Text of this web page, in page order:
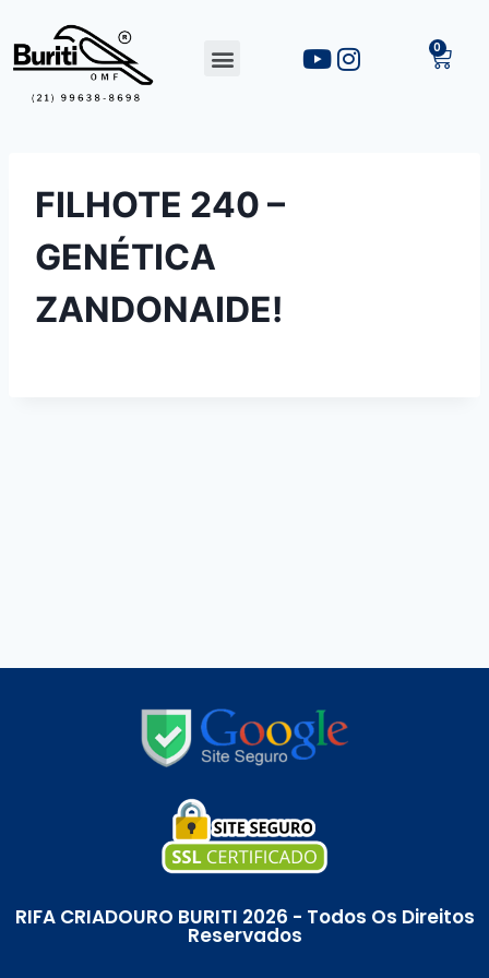
FILHOTE 240 –
GENÉTICA
ZANDONAIDE!
RIFA CRIADOURO BURITI 2026 - Todos Os Direitos
Reservados